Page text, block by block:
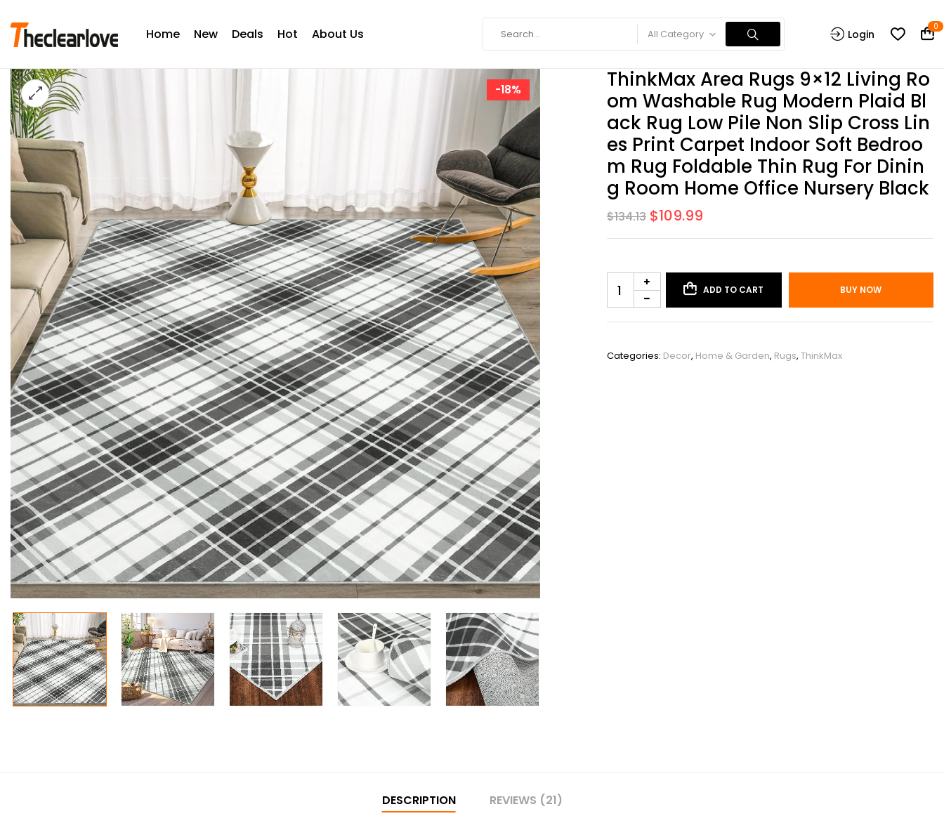
Home New Deals Hot About Us All Category Login
0
-18%
ThinkMax Area Rugs 9×12 Living Ro
Om Washable Rug Modern Plaid Bl
Ack Rug Low Pile Non Slip Cross Lin
Es Print Carpet Indoor Soft Bedroo
M Rug Foldable Thin Rug For Dinin
G Room Home Office Nursery Black
$134.13 $109.99
ADD TO CART BUY NOW
Categories: Decor, Home & Garden, Rugs, ThinkMax
DESCRIPTION REVIEWS (21)